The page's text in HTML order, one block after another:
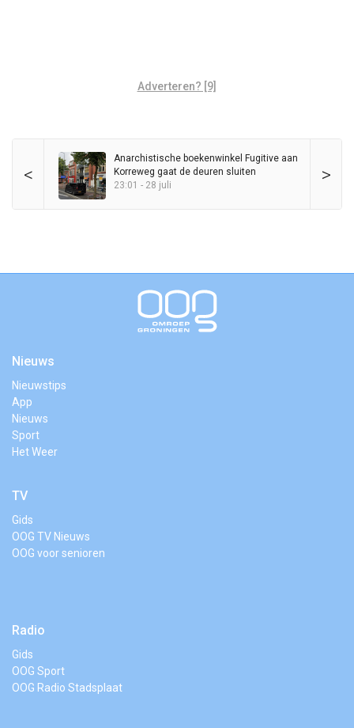
Adverteren? [9]
< >
Anarchistische boekenwinkel Fugitive aan
Korreweg gaat de deuren sluiten
23:01 - 28 juli
Nieuws
Nieuwstips
App
Nieuws
Sport
Het Weer
TV
Gids
OOG TV Nieuws
OOG voor senioren
Radio
Gids
OOG Sport
OOG Radio Stadsplaat